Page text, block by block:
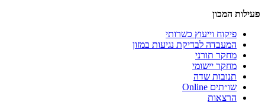
פעילות המכון
פיקוח וייעוץ כשרותי
המעבדה לבדיקת נגיעות במזון
מחקר תורני
מחקר יישומי
תנובות שדה
שו״תים Online
הרצאות